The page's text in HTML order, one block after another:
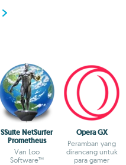
SSuite NetSurfer
Prometheus
Van Loo
Software™
Opera GX
Peramban yang
dirancang untuk
para gamer